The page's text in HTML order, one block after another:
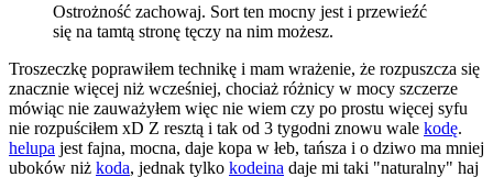
Ostrożność zachowaj. Sort ten mocny jest i przewieźć
się na tamtą stronę tęczy na nim możesz.
Troszeczkę poprawiłem technikę i mam wrażenie, że rozpuszcza się
znacznie więcej niż wcześniej, chociaż różnicy w mocy szczerze
mówiąc nie zauważyłem więc nie wiem czy po prostu więcej syfu
nie rozpuściłem xD Z resztą i tak od 3 tygodni znowu wale kodę.
helupa jest fajna, mocna, daje kopa w łeb, tańsza i o dziwo ma mniej
uboków niż koda, jednak tylko kodeina daje mi taki "naturalny" haj